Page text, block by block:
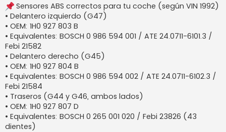
Sensores ABS correctos para tu coche (según VIN 1992)
• Delantero izquierdo (G47)
• OEM: 1H0 927 803 B
• Equivalentes: BOSCH 0 986 594 001 / ATE 24.0711-6101.3 /
Febi 21582
• Delantero derecho (G45)
• OEM: 1H0 927 804 B
• Equivalentes: BOSCH 0 986 594 002 / ATE 24.0711-6102.3 /
Febi 21584
• Traseros (G44 y G46, ambos lados)
• OEM: 1H0 927 807 D
• Equivalentes: BOSCH 0 265 001 020 / Febi 23826 (43
dientes)